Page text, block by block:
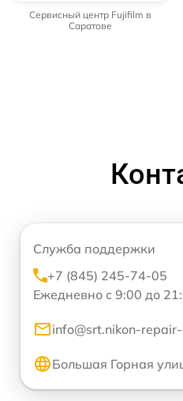
Сервисный центр Fujifilm в
Саратове
Служба поддержки
+7 (845) 245-74-05
Ежедневно с 9:00 до
info@srt.nikon-
Большая Горная